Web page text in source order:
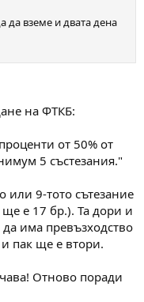
да вземе и двата дена
на ФТКБ:
от 50% от
5 състезания."
или 9-тото сътезание
е 17 бр.). Та дори и
има превъзходство
пак ще е втори.
Отново поради